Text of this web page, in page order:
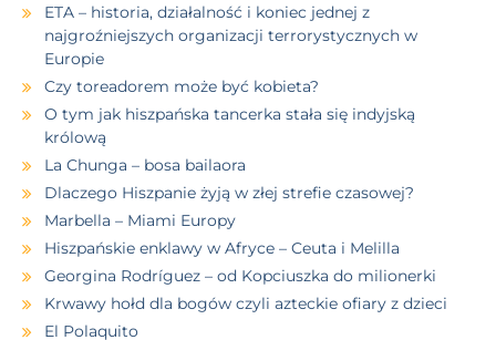
ETA – historia, działalność i koniec jednej z
najgroźniejszych organizacji terrorystycznych w
Europie
Czy toreadorem może być kobieta?
O tym jak hiszpańska tancerka stała się indyjską
królową
La Chunga – bosa bailaora
Dlaczego Hiszpanie żyją w złej strefie czasowej?
Marbella – Miami Europy
Hiszpańskie enklawy w Afryce – Ceuta i Melilla
Georgina Rodríguez – od Kopciuszka do milionerki
Krwawy hołd dla bogów czyli azteckie ofiary z dzieci
El Polaquito